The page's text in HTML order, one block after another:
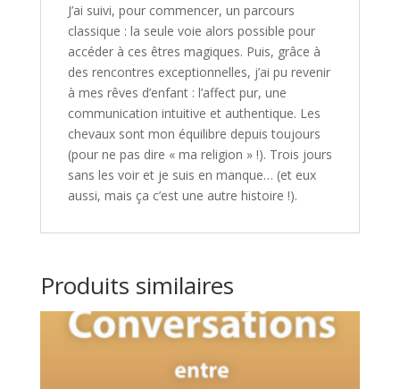
J’ai suivi, pour commencer, un parcours
classique : la seule voie alors possible pour
accéder à ces êtres magiques. Puis, grâce à
des rencontres exceptionnelles, j’ai pu revenir
à mes rêves d’enfant : l’affect pur, une
communication intuitive et authentique. Les
chevaux sont mon équilibre depuis toujours
(pour ne pas dire « ma religion » !). Trois jours
sans les voir et je suis en manque… (et eux
aussi, mais ça c’est une autre histoire !).
Produits similaires